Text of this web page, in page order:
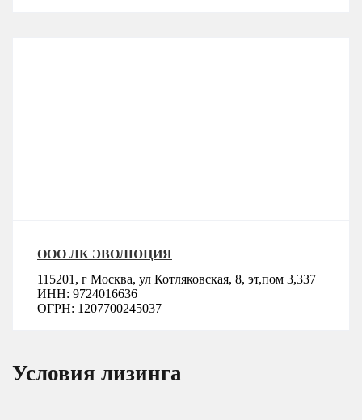
ООО ЛК ЭВОЛЮЦИЯ
115201, г Москва, ул Котляковская, 8, эт,пом 3,337
ИНН: 9724016636
ОГРН: 1207700245037
Условия лизинга